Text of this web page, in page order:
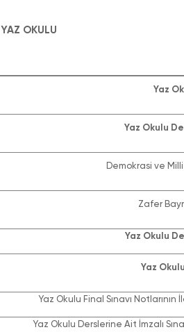
YAZ OKULU
Yaz
Yaz Okulu
Demokrasi ve
Zafer
Yaz Okulu
Yaz
Yaz Okulu Final Sınavı Notlarının
Yaz Okulu Derslerine Ait İmzalı